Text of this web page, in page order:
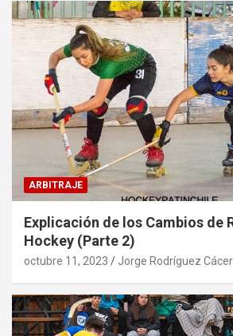
ARBITRAJE
Explicación de los Cambios de
Hockey (Parte 2)
octubre 11, 2023 Jorge Rodríguez